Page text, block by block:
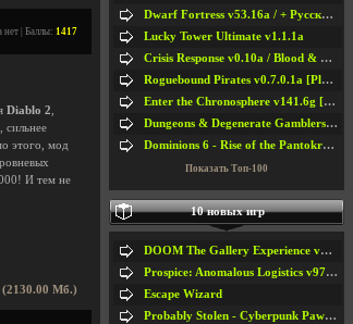
нет | Баллы: 1417
Diablo 2
сильнее
этого, мод
И тем не
(2130.00 Мб.)
Dwarf Fortress v53.16a / + Русская Версия v50.12a
Lucky Tower Ultimate v1.1.1a
Crisis Response v0.10a / Blood & Bullet
Roguebound Pirates v0.7.0.1a [Playtest]
Enter the Chronosphere v141.6g [Steam Early Access]
Dungeons & Degenerate Gamblers v2.0.2a
Dominions 6 - Rise of the Pantokrator v6.35a
Показать Топ-100
10 новых игр
DOOM The Gallery Experience v1.4.2
Prospice: Anomalous Logistics v97 [Playtest]
Escape Wizard
Probably Stolen - Cyberpunk Pawnshop Simulator v048c [Playtest]